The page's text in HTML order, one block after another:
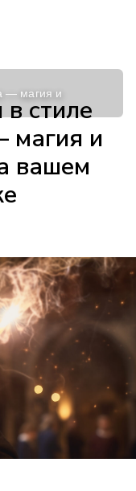
стиле
магия и
вашем
— магия и